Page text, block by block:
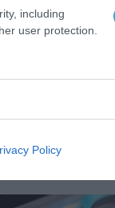
including
user protection.
Policy